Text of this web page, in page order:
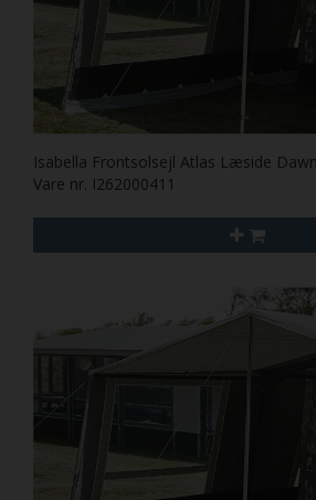
Isabella Frontsolsejl Atlas Læside
Vare nr. I262000411